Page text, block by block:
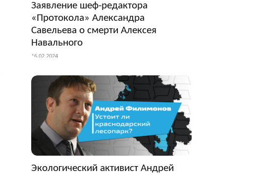
Заявление шеф-редактора
«Протокола» Александра
Савельева о смерти Алексея
Навального
16.02.2024
Экологический активист Андрей